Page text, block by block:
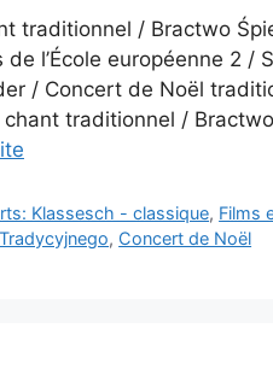
traditionnel / Bractwo
l’École européenne 2 /
/ Concert de Noël
traditionnel /
Klassesch - classique, Films
, Concert de Noël